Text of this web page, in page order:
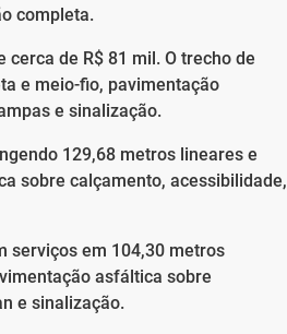
completa.
de R$ 81 mil. O trecho de
e meio-fio, pavimentação
e sinalização.
129,68 metros lineares e
sobre calçamento, acessibilidade,
serviços em 104,30 metros
asfáltica sobre
e sinalização.